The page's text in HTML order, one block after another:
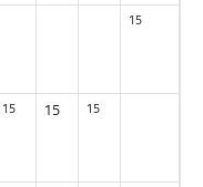
15
15 15 15